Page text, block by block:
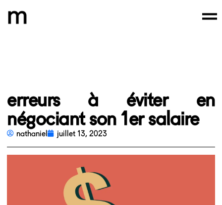
erreurs à éviter en
négociant son 1er salaire
nathaniel juillet 13, 2023